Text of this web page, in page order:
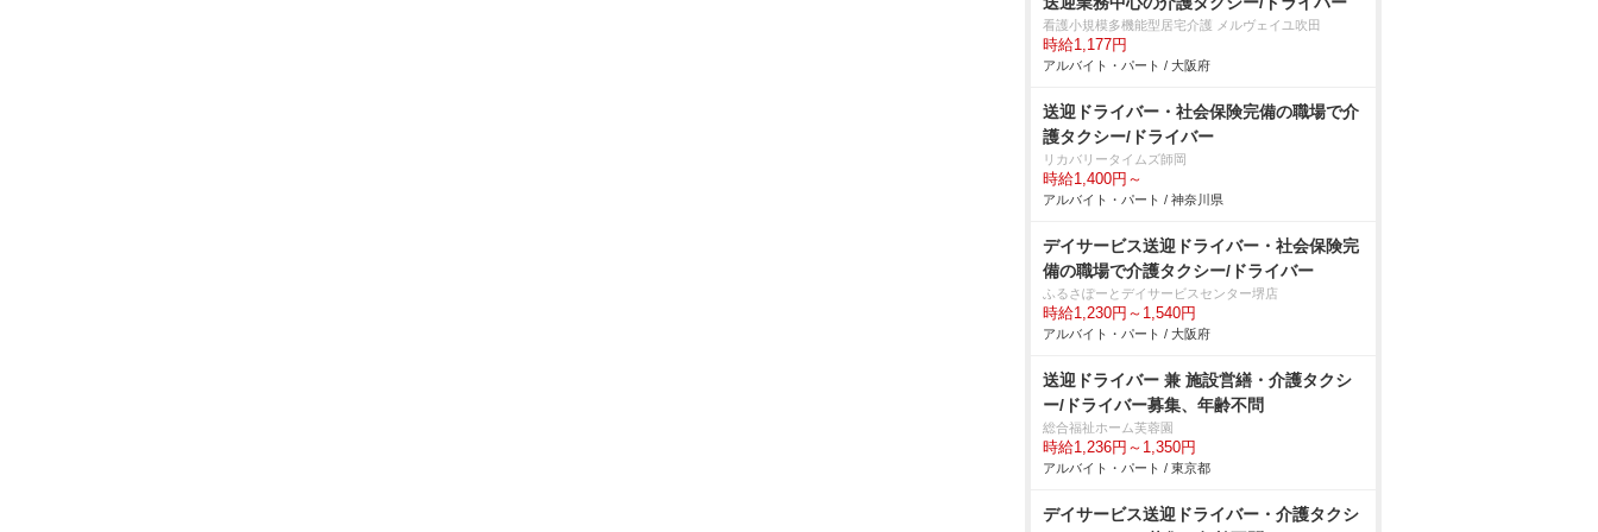
看護小規模多機能型居宅介護 メルヴェイユ吹田
時給1,177円
アルバイト・パート / 大阪府
送迎ドライバー・社会保険完備の職場で介
護タクシー/ドライバー
リカバリータイムズ師岡
時給1,400円～
アルバイト・パート / 神奈川県
デイサービス送迎ドライバー・社会保険完
備の職場で介護タクシー/ドライバー
ふるさぽーとデイサービスセンター堺店
時給1,230円～1,540円
アルバイト・パート / 大阪府
送迎ドライバー 兼 施設営繕・介護タクシ
ー/ドライバー募集、年齢不問
総合福祉ホーム芙蓉園
時給1,236円～1,350円
アルバイト・パート / 東京都
デイサービス送迎ドライバー・介護タクシ